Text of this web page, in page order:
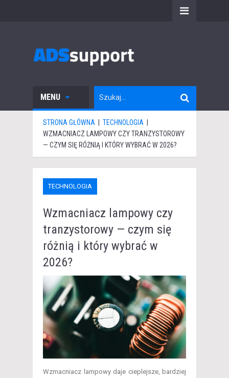
MENU
STRONA GŁÓWNA TECHNOLOGIA
WZMACNIACZ LAMPOWY CZY TRANZYSTOROWY
— CZYM SIĘ RÓŻNIĄ I KTÓRY WYBRAĆ W 2026?
TECHNOLOGIA
Wzmacniacz lampowy czy
tranzystorowy — czym się
różnią i który wybrać w
2026?
​Wzmacniacz lampowy daje cieplejsze, bardziej